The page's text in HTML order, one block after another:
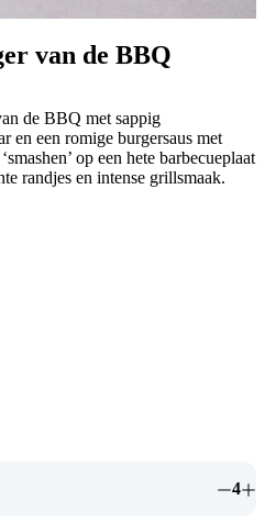
van de BBQ
de BBQ met sappig
en een romige burgersaus met
op een hete barbecueplaat
randjes en intense grillsmaak.
4